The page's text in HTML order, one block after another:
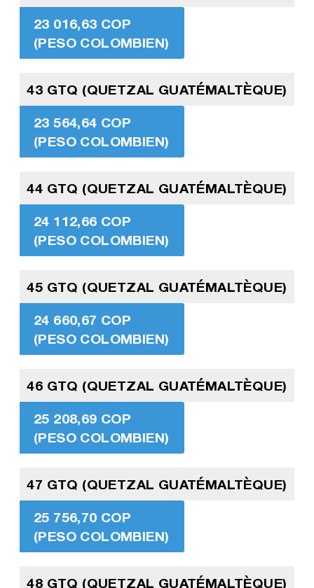
23 016,63 COP
(PESO COLOMBIEN)
43 GTQ (QUETZAL GUATÉMALTÈQUE)
23 564,64 COP
(PESO COLOMBIEN)
44 GTQ (QUETZAL GUATÉMALTÈQUE)
24 112,66 COP
(PESO COLOMBIEN)
45 GTQ (QUETZAL GUATÉMALTÈQUE)
24 660,67 COP
(PESO COLOMBIEN)
46 GTQ (QUETZAL GUATÉMALTÈQUE)
25 208,69 COP
(PESO COLOMBIEN)
47 GTQ (QUETZAL GUATÉMALTÈQUE)
25 756,70 COP
(PESO COLOMBIEN)
48 GTQ (QUETZAL GUATÉMALTÈQUE)